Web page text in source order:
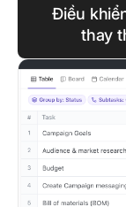
Điều
thay